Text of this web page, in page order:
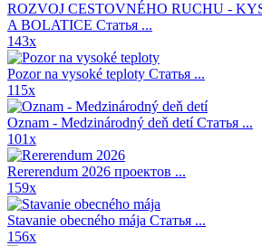
ROZVOJ CESTOVNÉHO RUCHU -
A BOLATICE Статья ...
143x
Pozor na vysoké teploty Статья ...
115x
Oznam - Medzinárodný deň detíСтатья ...
101x
Rererendum 2026 проектов ...
159x
Stavanie obecného mája Статья ...
156x